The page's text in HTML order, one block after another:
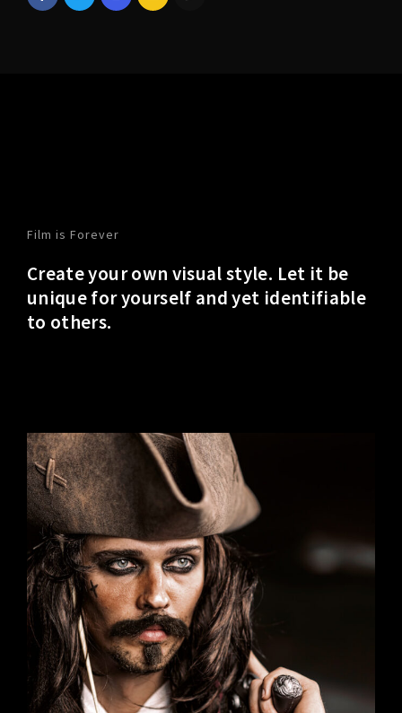
Film is Forever
Create your own visual style. Let it be
unique for yourself and yet identifiable
to others.